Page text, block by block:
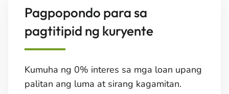
Pagpopondo para sa
pagtitipid ng kuryente
Kumuha ng 0% interes sa mga loan upang
palitan ang luma at sirang kagamitan.